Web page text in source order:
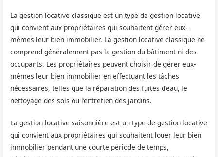
La gestion locative classique est un type de gestion locative
qui convient aux propriétaires qui souhaitent gérer eux-
mêmes leur bien immobilier. La gestion locative classique ne
comprend généralement pas la gestion du bâtiment ni des
occupants. Les propriétaires peuvent choisir de gérer eux-
mêmes leur bien immobilier en effectuant les tâches
nécessaires, telles que la réparation des fuites d’eau, le
nettoyage des sols ou l’entretien des jardins.
La gestion locative saisonnière est un type de gestion locative
qui convient aux propriétaires qui souhaitent louer leur bien
immobilier pendant une courte période de temps,